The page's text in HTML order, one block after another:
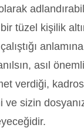
olarak
tüzel kişilik
asıl
verdiği,
ve sizin